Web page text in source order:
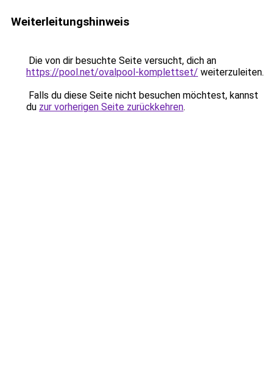
Weiterleitungshinweis
Die von dir besuchte Seite versucht, dich an
https://pool.net/ovalpool-komplettset/ weiterzuleiten.
Falls du diese Seite nicht besuchen möchtest, kannst
du zur vorherigen Seite zurückkehren.